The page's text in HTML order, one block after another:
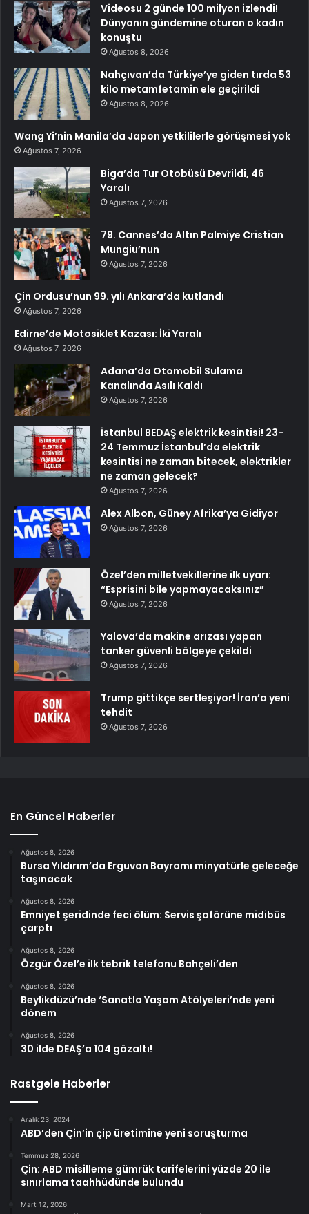
Videosu 2 günde 100 milyon izlendi!
Dünyanın gündemine oturan o kadın
konuştu
Ağustos 8, 2026
Nahçıvan’da Türkiye’ye giden tırda 53
kilo metamfetamin ele geçirildi
Ağustos 8, 2026
Wang Yi’nin Manila’da Japon yetkililerle görüşmesi yok
Ağustos 7, 2026
Biga’da Tur Otobüsü Devrildi, 46
Yaralı
Ağustos 7, 2026
79. Cannes’da Altın Palmiye Cristian
Mungiu’nun
Ağustos 7, 2026
Çin Ordusu’nun 99. yılı Ankara’da kutlandı
Ağustos 7, 2026
Edirne’de Motosiklet Kazası: İki Yaralı
Ağustos 7, 2026
Adana’da Otomobil Sulama
Kanalında Asılı Kaldı
Ağustos 7, 2026
İstanbul BEDAŞ elektrik kesintisi! 23-
24 Temmuz İstanbul’da elektrik
kesintisi ne zaman bitecek, elektrikler
ne zaman gelecek?
Ağustos 7, 2026
Alex Albon, Güney Afrika’ya Gidiyor
Ağustos 7, 2026
Özel’den milletvekillerine ilk uyarı:
“Esprisini bile yapmayacaksınız”
Ağustos 7, 2026
Yalova’da makine arızası yapan
tanker güvenli bölgeye çekildi
Ağustos 7, 2026
Trump gittikçe sertleşiyor! İran’a yeni
tehdit
Ağustos 7, 2026
En Güncel Haberler
Ağustos 8, 2026
Bursa Yıldırım’da Erguvan Bayramı minyatürle geleceğe
taşınacak
Ağustos 8, 2026
Emniyet şeridinde feci ölüm: Servis şoförüne midibüs
çarptı
Ağustos 8, 2026
Özgür Özel’e ilk tebrik telefonu Bahçeli’den
Ağustos 8, 2026
Beylikdüzü’nde ‘Sanatla Yaşam Atölyeleri’nde yeni
dönem
Ağustos 8, 2026
30 ilde DEAŞ’a 104 gözaltı!
Rastgele Haberler
Aralık 23, 2024
ABD’den Çin’in çip üretimine yeni soruşturma
Temmuz 28, 2026
Çin: ABD misilleme gümrük tarifelerini yüzde 20 ile
sınırlama taahhüdünde bulundu
Mart 12, 2026